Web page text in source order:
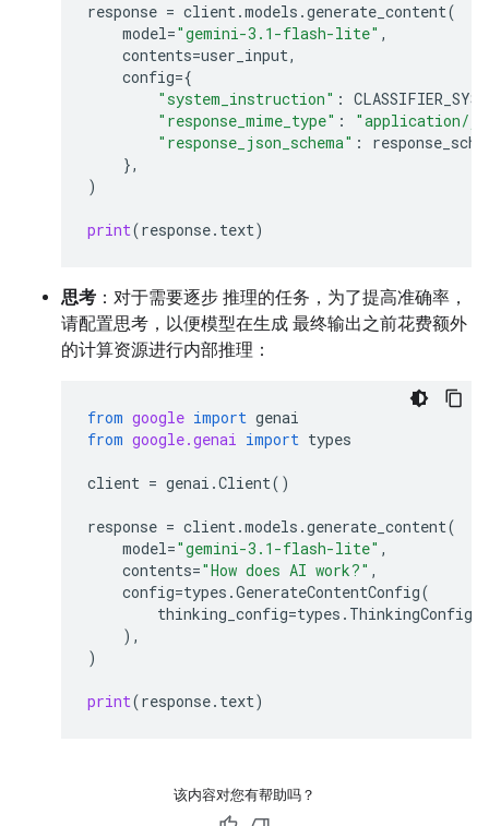
response = client.models .generate_content(
model="gemini-3.1-flash-lite" ,
contents=user_input,
config={
"system_instruction" :
"response_mime_type" :
"application/
"response_json_schema" :
},
)
print(response. text)
思考 ：对于需要逐步 推理的任务，为了提高准确率，
请配置思考，以便模型在生成 最终输出之前花费额外
的计算资源进行内部推理：
from google import genai
from google.genai import types
client = genai .Client()
response = client.models .generate_content(
model="gemini-3.1-flash-lite" ,
contents="How does AI work?" ,
config=types .GenerateContentConfig(
thinking_config=types . ThinkingConfig
),
)
print(response. text)
该内容对您有帮助吗？